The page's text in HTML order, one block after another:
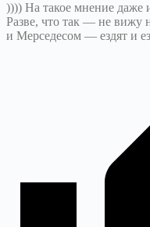
)))) На такое мнение даже
Разве, что так — не вижу
и Мерседесом — ездят и